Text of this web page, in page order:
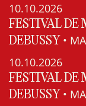
10.10.2026
FESTIVAL DE
DEBUSSY •
10.10.2026
FESTIVAL DE
DEBUSSY •